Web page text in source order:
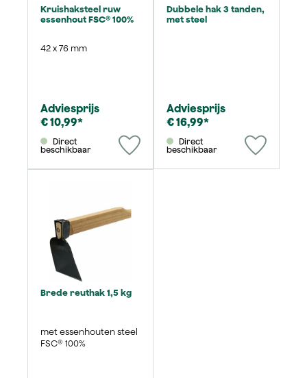
Kruishaksteel ruw
essenhout FSC® 100%
42 x 76 mm
Adviesprijs
€ 10,99*
beschikbaar
Dubbele hak 3 tanden,
met steel
Adviesprijs
€ 16,99*
beschikbaar
Brede reuthak 1,5 kg
met essenhouten steel
FSC® 100%